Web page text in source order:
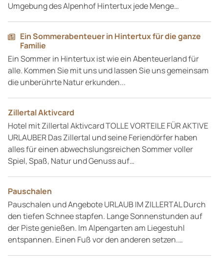
Umgebung des Alpenhof Hintertux jede Menge…
Ein Sommerabenteuer in Hintertux für die ganze
Familie
Ein Sommer in Hintertux ist wie ein Abenteuerland für
alle. Kommen Sie mit uns und lassen Sie uns gemeinsam
die unberührte Natur erkunden...
Zillertal Aktivcard
Hotel mit Zillertal Aktivcard TOLLE VORTEILE FÜR AKTIVE
URLAUBER Das Zillertal und seine Feriendörfer haben
alles für einen abwechslungsreichen Sommer voller
Spiel, Spaß, Natur und Genuss auf…
Pauschalen
Pauschalen und Angebote URLAUB IM ZILLERTAL Durch
den tiefen Schnee stapfen. Lange Sonnenstunden auf
der Piste genießen. Im Alpengarten am Liegestuhl
entspannen. Einen Fuß vor den anderen setzen.…